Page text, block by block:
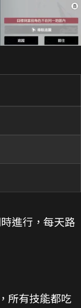
進行，每天路
所有技能都吃